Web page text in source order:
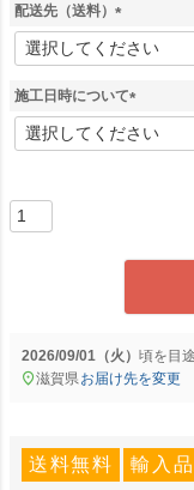
配送先（送料）
(
必
施工日時について
(
必
2026/09/01（火）
滋賀県お届け先を変更
送料無料 輸入品